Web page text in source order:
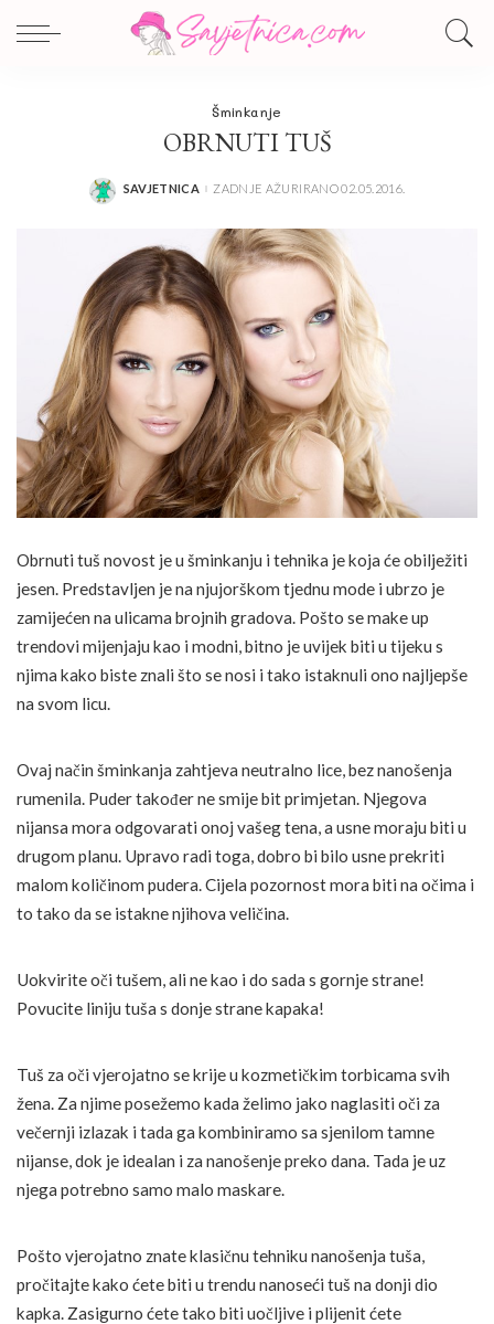
Šminkanje
OBRNUTI TUŠ
POSTED
SAVJETNICA ZADNJE AŽURIRANO 02.05.2016.
Obrnuti tuš novost je u šminkanju i tehnika je koja će obilježiti
jesen. Predstavljen je na njujorškom tjednu mode i ubrzo je
zamijećen na ulicama brojnih gradova. Pošto se make up
trendovi mijenjaju kao i modni, bitno je uvijek biti u tijeku s
njima kako biste znali što se nosi i tako istaknuli ono najljepše
na svom licu.
Ovaj način šminkanja zahtjeva neutralno lice, bez nanošenja
rumenila. Puder također ne smije bit primjetan. Njegova
nijansa mora odgovarati onoj vašeg tena, a usne moraju biti u
drugom planu. Upravo radi toga, dobro bi bilo usne prekriti
malom količinom pudera. Cijela pozornost mora biti na očima i
to tako da se istakne njihova veličina.
Uokvirite oči tušem, ali ne kao i do sada s gornje strane!
Povucite liniju tuša s donje strane kapaka!
Tuš za oči vjerojatno se krije u kozmetičkim torbicama svih
žena. Za njime posežemo kada želimo jako naglasiti oči za
večernji izlazak i tada ga kombiniramo sa sjenilom tamne
nijanse, dok je idealan i za nanošenje preko dana. Tada je uz
njega potrebno samo malo maskare.
Pošto vjerojatno znate klasičnu tehniku nanošenja tuša,
pročitajte kako ćete biti u trendu nanoseći tuš na donji dio
kapka. Zasigurno ćete tako biti uočljive i plijenit ćete